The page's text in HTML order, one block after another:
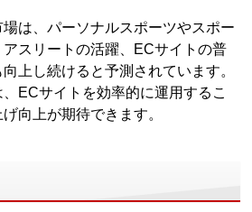
は、パーソナルスポーツやスポー
スリートの活躍、ECサイトの普
上し続けると予測されています。
ECサイトを効率的に運用するこ
向上が期待できます。